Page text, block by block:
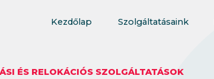
Kezdőlap Szolgáltatásaink
ÉS RELOKÁCIÓS SZOLGÁLTATÁSOK